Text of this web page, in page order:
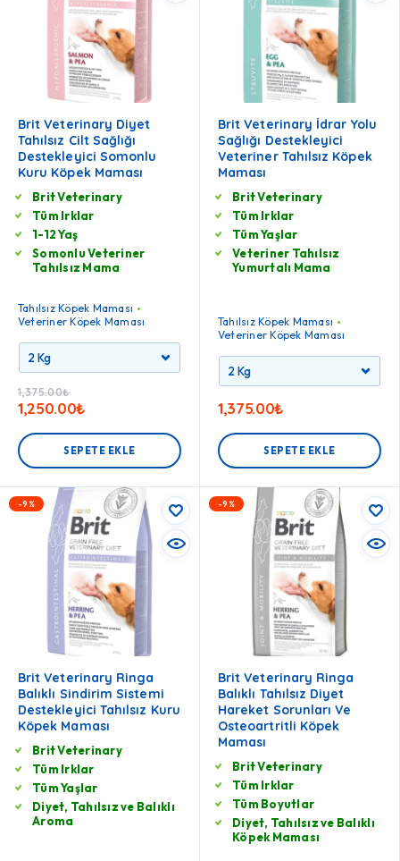
Brit Veterinary Diyet
Tahılsız Cilt Sağlığı
Destekleyici Somonlu
Kuru Köpek Maması
Brit Veterinary
Tüm Irklar
1-12 Yaş
Somonlu Veteriner
Tahılsız Mama
Tahılsız Köpek Maması
Veteriner Köpek Maması
1,375.00₺
1,250.00₺
SEPETE EKLE
Brit Veterinary İdrar Yolu
Sağlığı Destekleyici
Veteriner Tahılsız Köpek
Maması
Brit Veterinary
Tüm Irklar
Tüm Yaşlar
Veteriner Tahılsız
Yumurtalı Mama
Tahılsız Köpek Maması
Veteriner Köpek Maması
1,375.00₺
SEPETE EKLE
-9%
Brit Veterinary Ringa
Balıklı Sindirim Sistemi
Destekleyici Tahılsız Kuru
Köpek Maması
Brit Veterinary
Tüm Irklar
Tüm Yaşlar
Diyet, Tahılsız ve Balıklı
Aroma
-9%
Brit Veterinary Ringa
Balıklı Tahılsız Diyet
Hareket Sorunları Ve
Osteoartritli Köpek
Maması
Brit Veterinary
Tüm Irklar
Tüm Boyutlar
Diyet, Tahılsız ve Balıklı
Köpek Maması